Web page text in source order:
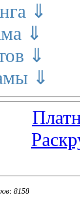
⇓
⇓
⇓
⇓
8158